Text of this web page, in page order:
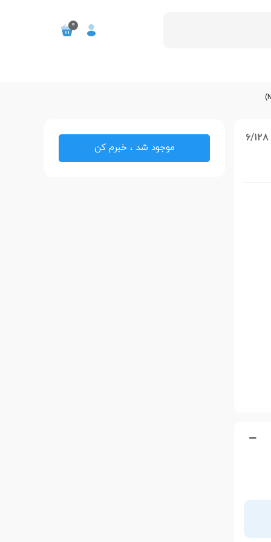
0
گوشی موبایل اپل مدل iPhone 14 Pro Max دو سیم کارت ظرفیت 6/128
موجود شد ، خبرم کن